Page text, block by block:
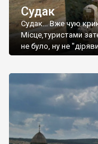
Судак
Судак... Вже чую
Місце,туристами
не було, ну не